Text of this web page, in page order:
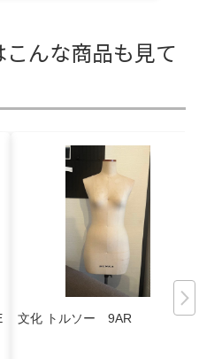
んな商品も見て
文化 トルソー 9AR